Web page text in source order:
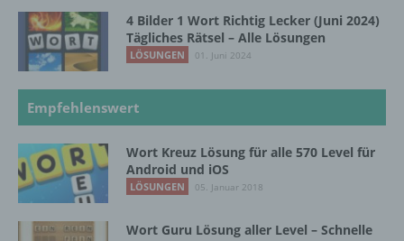
4 Bilder 1 Wort Richtig Lecker (Juni 2024)
Tägliches Rätsel – Alle Lösungen
LÖSUNGEN 01. Juni 2024
Empfehlenswert
Wort Kreuz Lösung für alle 570 Level für
Android und iOS
LÖSUNGEN 05. Januar 2018
Wort Guru Lösung aller Level – Schnelle
Auslesen, das Abfragen, die Verwendung,
die Offenlegung durch Übermittlung,
Verbreitung oder eine andere Form der
Bereitstellung, den Abgleich oder die
Löschen oder die Vernichtung.
d) Einschränkung der Verarbeitung
Einschränkung der Verarbeitung ist die
Markierung gespeicherter